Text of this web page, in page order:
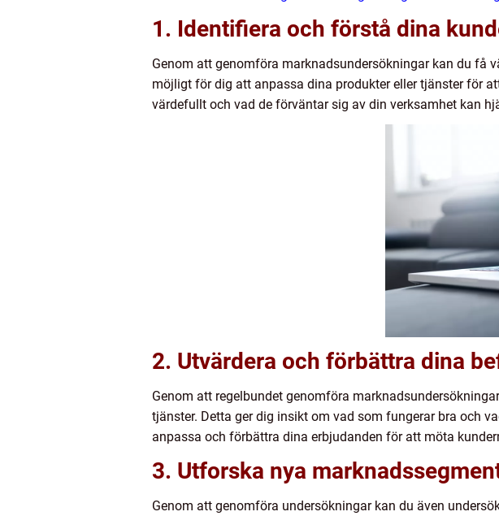
1. Identifiera och förstå dina
Genom att genomföra marknadsundersökningar kan du få
möjligt för dig att anpassa dina produkter eller tjänster för
värdefullt och vad de förväntar sig av din verksamhet kan
2. Utvärdera och förbättra dina
Genom att regelbundet genomföra
tjänster. Detta ger dig insikt om vad som fungerar bra och
anpassa och förbättra dina erbjudanden för att möta
3. Utforska nya
Genom att genomföra undersökningar kan du även